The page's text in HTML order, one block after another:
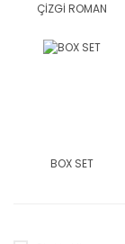
ÇİZGİ ROMAN
BOX SET